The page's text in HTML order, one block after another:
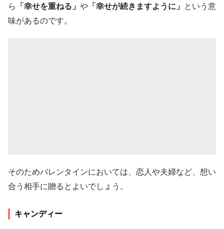
ら 「幸せを重ねる」 や 「幸せが続きますように」 という意
味があるのです。
そのためバレンタインにおいては、恋人や夫婦など、想い
合う相手に贈るとよいでしょう。
キャンディー